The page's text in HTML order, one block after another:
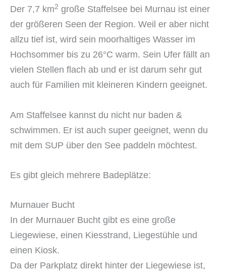
Der 7,7 km2 große Staffelsee bei Murnau ist einer
der größeren Seen der Region. Weil er aber nicht
allzu tief ist, wird sein moorhaltiges Wasser im
Hochsommer bis zu 26°C warm. Sein Ufer fällt an
vielen Stellen flach ab und er ist darum sehr gut
auch für Familien mit kleineren Kindern geeignet.
Am Staffelsee kannst du nicht nur baden &
schwimmen. Er ist auch super geeignet, wenn du
mit dem SUP über den See paddeln möchtest.
Es gibt gleich mehrere Badeplätze:
Murnauer Bucht
In der Murnauer Bucht gibt es eine große
Liegewiese, einen Kiesstrand, Liegestühle und
einen Kiosk.
Da der Parkplatz direkt hinter der Liegewiese ist,